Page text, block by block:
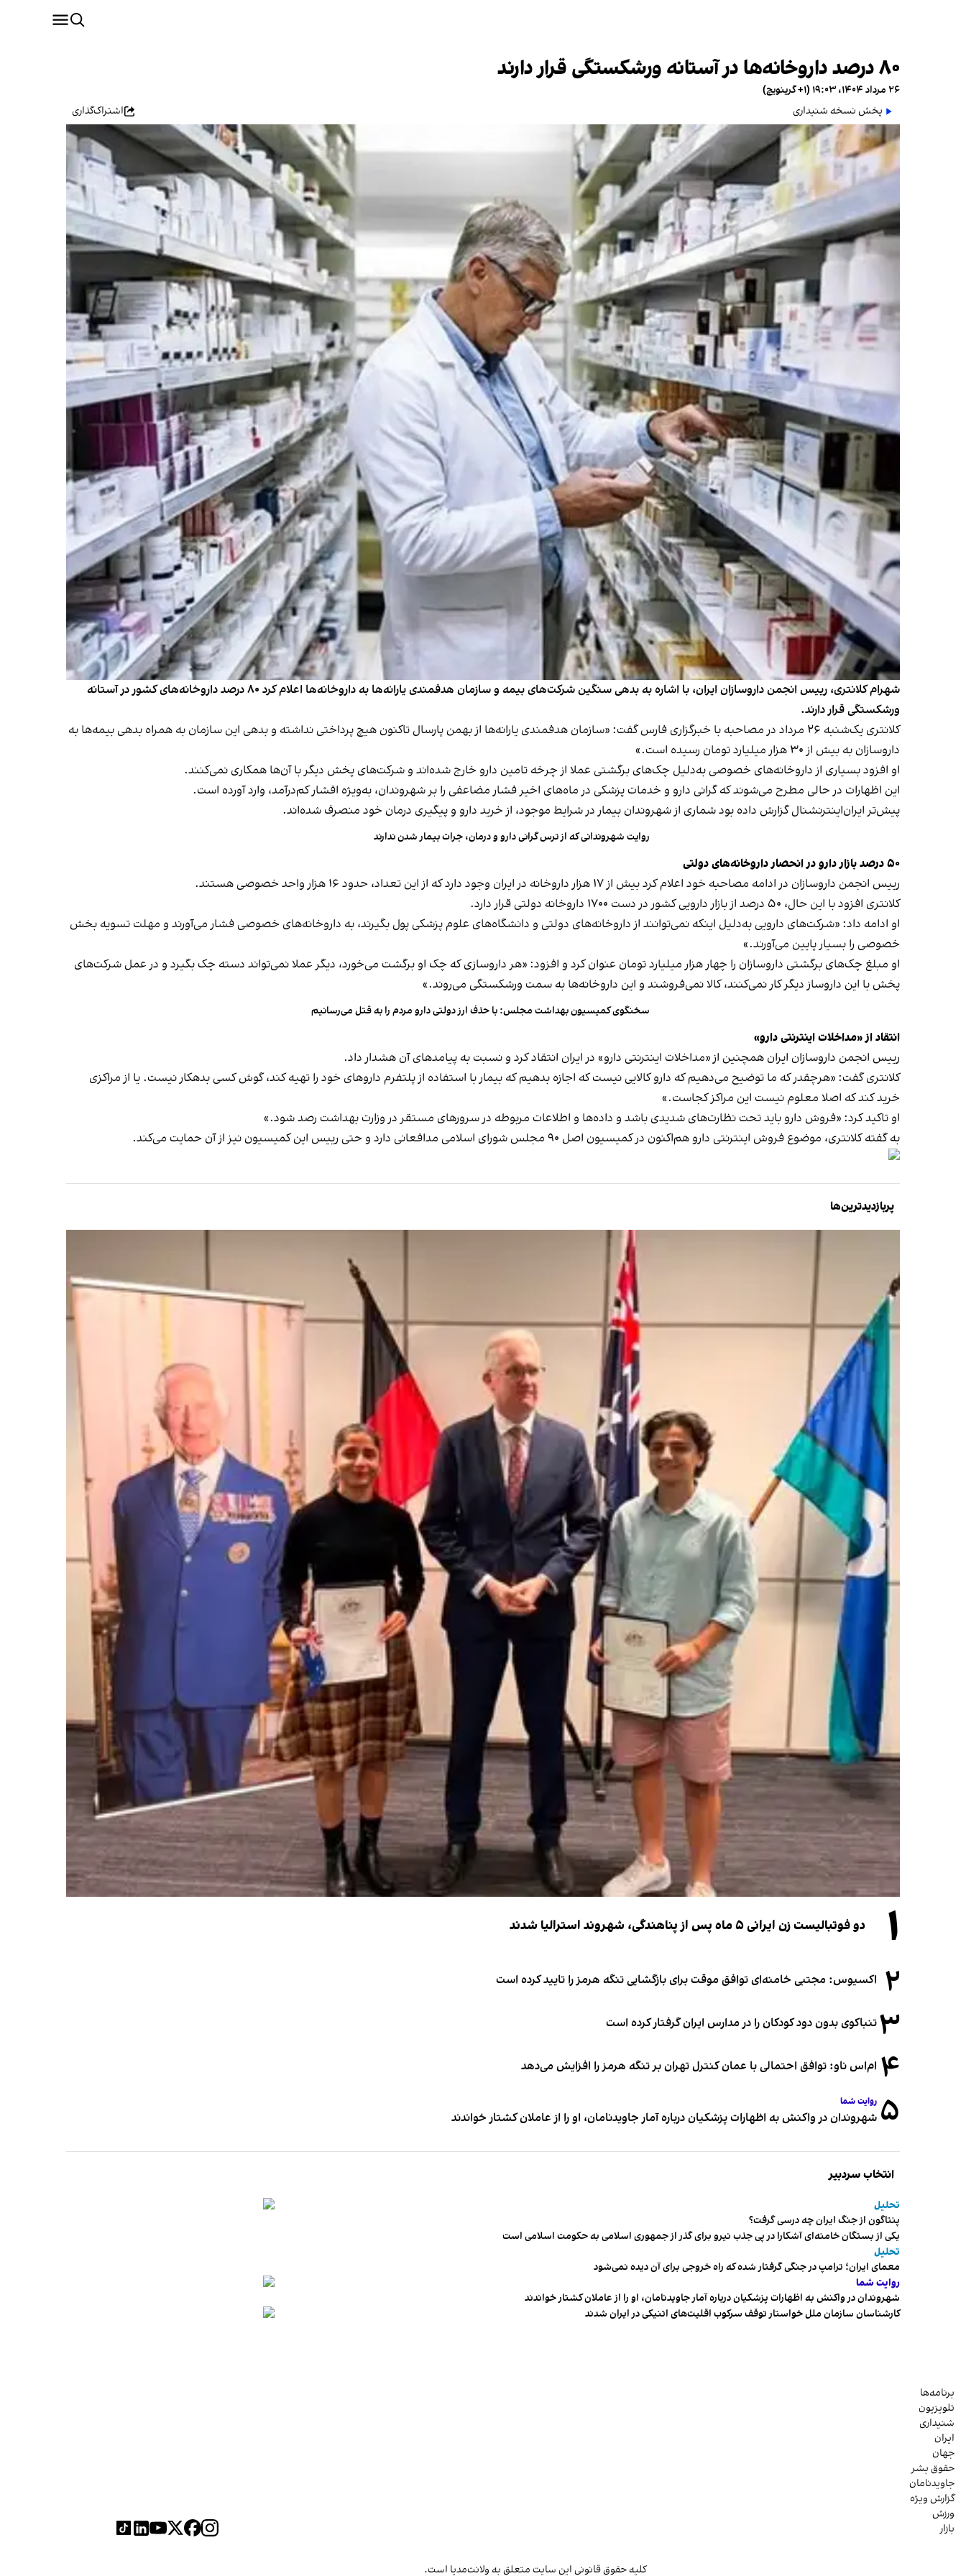
۸۰ درصد داروخانه‌ها در آستانه ورشکستگی قرار دارند
۲۶ مرداد ۱۴۰۴، ۱۹:۰۳ (‎+۱ گرینویچ)
پخش نسخه شنیداری
اشتراک‌گذاری
شهرام کلانتری، رییس انجمن داروسازان ایران، با اشاره به بدهی سنگین شرکت‌های بیمه و سازمان هدفمندی یارانه‌ها به داروخانه‌ها اعلام کرد ۸۰ درصد داروخانه‌های کشور در آستانه
ورشکستگی قرار دارند.
کلانتری یک‌شنبه ۲۶ مرداد در مصاحبه با خبرگزاری فارس گفت: «سازمان هدفمندی یارانه‌ها از بهمن پارسال تاکنون هیچ پرداختی نداشته و بدهی این سازمان به همراه بدهی بیمه‌ها به
داروسازان به بیش از ۳۰ هزار میلیارد تومان رسیده است.»
او افزود بسیاری از داروخانه‌های خصوصی به‌دلیل چک‌های برگشتی عملا از چرخه تامین دارو خارج شده‌اند و شرکت‌های پخش دیگر با آن‌ها همکاری نمی‌کنند.
این اظهارات در حالی مطرح می‌شوند که گرانی دارو و خدمات پزشکی در ماه‌های اخیر فشار مضاعفی را بر شهروندان، به‌ویژه افشار کم‌درآمد، وارد آورده است.
پیش‌تر ایران‌اینترنشنال گزارش داده بود شماری از شهروندان بیمار در شرایط موجود، از خرید دارو و پیگیری درمان خود منصرف شده‌اند.
روایت شهروندانی که از ترس گرانی دارو و درمان، جرات بیمار شدن ندارند
۵۰ درصد بازار دارو در انحصار داروخانه‌های دولتی
رییس انجمن داروسازان در ادامه مصاحبه خود اعلام کرد بیش از ۱۷ هزار داروخانه در ایران وجود دارد که از این تعداد، حدود ۱۶ هزار واحد خصوصی هستند.
کلانتری افزود با این حال، ۵۰ درصد از بازار دارویی کشور در دست ۱۷۰۰ داروخانه دولتی قرار دارد.
او ادامه داد: «شرکت‌های دارویی به‌دلیل اینکه نمی‌توانند از داروخانه‌های دولتی و دانشگاه‌های علوم پزشکی پول بگیرند، به داروخانه‌های خصوصی فشار می‌آورند و مهلت تسویه بخش
خصوصی را بسیار پایین می‌آورند.»
او مبلغ چک‌های برگشتی داروسازان را چهار هزار میلیارد تومان عنوان کرد و افزود: «هر داروسازی که چک او برگشت می‌خورد، دیگر عملا نمی‌تواند دسته چک بگیرد و در عمل شرکت‌های
پخش با این داروساز دیگر کار نمی‌کنند، کالا نمی‌فروشند و این داروخانه‌ها به‌ سمت ورشکستگی ‌می‌روند.»
سخنگوی کمیسیون بهداشت مجلس: با حذف ارز دولتی دارو مردم را به قتل می‌رسانیم
انتقاد از «مداخلات اینترنتی دارو»
رییس انجمن داروسازان ایران همچنین از «مداخلات اینترنتی دارو» در ایران انتقاد کرد و نسبت به پیامدهای آن هشدار داد.
کلانتری گفت: «هرچقدر که ما توضیح می‌دهیم که دارو کالایی نیست که اجازه بدهیم که بیمار با استفاده از پلتفرم داروهای خود را تهیه کند، گوش کسی بدهکار نیست. یا از مراکزی
خرید کند که اصلا معلوم نیست این مراکز کجاست.»
او تاکید کرد:‌ «فروش دارو باید تحت نظارت‌های شدیدی باشد و داده‌ها و اطلاعات مربوطه در سرورهای مستقر در وزارت بهداشت رصد شود.»
به گفته کلانتری، موضوع فروش اینترنتی دارو هم‌اکنون در کمیسیون اصل ۹۰ مجلس شورای اسلامی مدافعانی دارد و حتی رییس این کمیسیون نیز از آن حمایت می‌کند.
پربازدیدترین‌ها
۱ دو فوتبالیست زن ایرانی ۵ ماه پس از پناهندگی، شهروند استرالیا شدند
۲ اکسیوس: مجتبی خامنه‌ای توافق موقت برای بازگشایی تنگه هرمز را تایید کرده است
۳تنباکوی بدون دود کودکان را در مدارس ایران گرفتار کرده است
۴ ام‌اس ناو: توافق احتمالی با عمان کنترل تهران بر تنگه هرمز را افزایش می‌دهد
۵ روایت شما
شهروندان در واکنش به اظهارات پزشکیان درباره آمار جاویدنامان، او را از عاملان کشتار خواندند
انتخاب سردبیر
تحلیل
پنتاگون از جنگ ایران چه درسی گرفت؟
یکی از بستگان خامنه‌ای آشکارا در پی جذب نیرو برای گذر از جمهوری اسلامی به حکومت اسلامی است
تحلیل
معمای ایران؛ ترامپ در جنگی گرفتار شده که راه خروجی برای آن دیده نمی‌شود
روایت شما
شهروندان در واکنش به اظهارات پزشکیان درباره آمار جاویدنامان، او را از عاملان کشتار خواندند
کارشناسان سازمان ملل خواستار توقف سرکوب اقلیت‌های اتنیکی در ایران شدند
برنامه‌ها
تلویزیون
شنیداری
ایران
جهان
حقوق بشر
جاویدنامان
گزارش ویژه
ورزش
بازار
کلیه حقوق قانونی این سایت متعلق به ولانت‌مدیا است.